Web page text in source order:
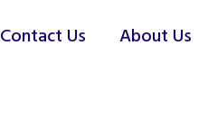
Contact Us About Us